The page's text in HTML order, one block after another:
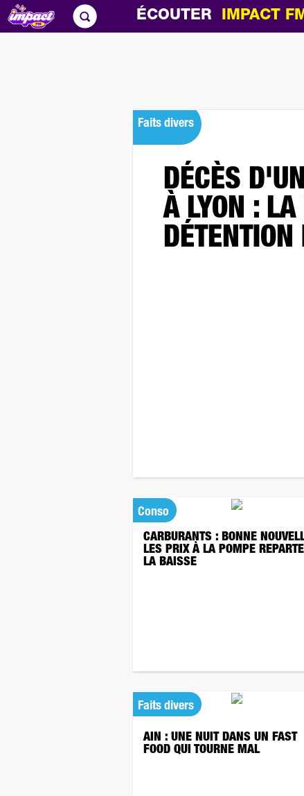
ÉCOUTER IMPACT
Faits divers
DÉCÈS
À LYON :
DÉTENTION
Conso
CARBURANTS : BONNE
LES PRIX À LA POMPE
LA BAISSE
Faits divers
AIN : UNE NUIT DANS UN FAST
FOOD QUI TOURNE MAL